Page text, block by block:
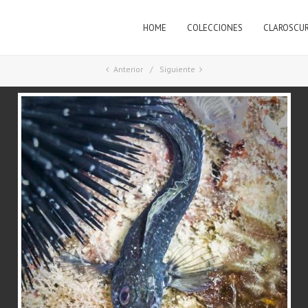
HOME COLECCIONES
Anterior Siguiente